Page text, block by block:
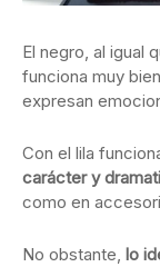
El negro, al igual
funciona muy
expresan
Con el lila
carácter y
como en
No obstante, lo